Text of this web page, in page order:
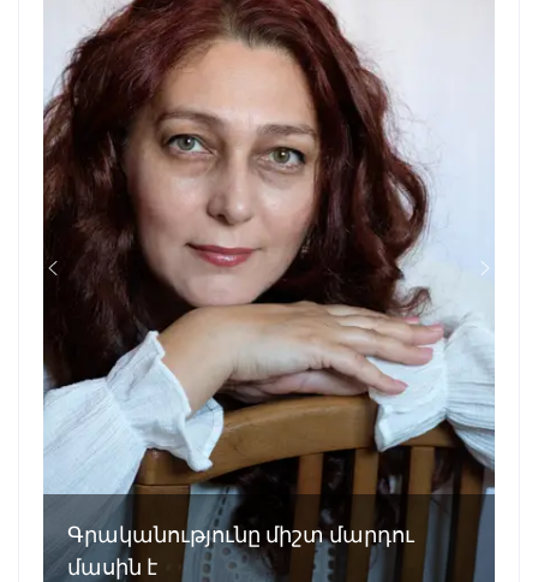
Գրականությունը միշտ մարդու
մասին է